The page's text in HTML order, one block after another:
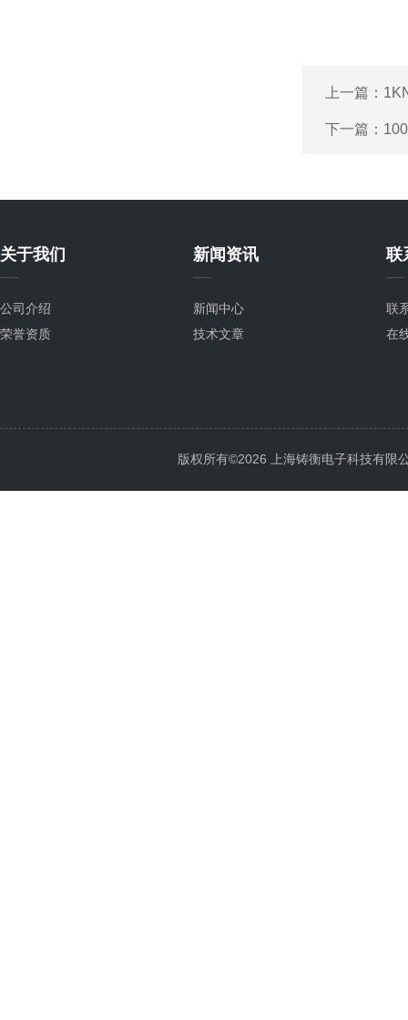
上一篇：
下一篇：
关于我们
公司介绍
荣誉资质
新闻资讯
新闻中心
技术文章
联
联
在
版权所有©2026 上海铸衡电子科技有